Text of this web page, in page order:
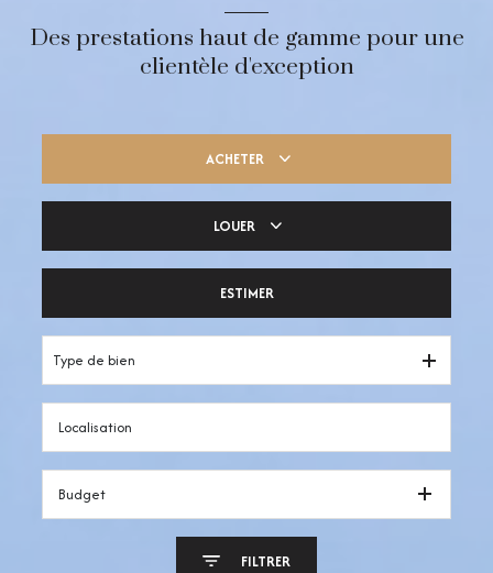
Des prestations haut de gamme pour une
clientèle d'exception
ACHETER
LOUER
ESTIMER
Type de bien
Budget
FILTRER